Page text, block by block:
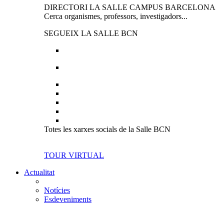
DIRECTORI LA SALLE CAMPUS BARCELONA
Cerca organismes, professors, investigadors...
SEGUEIX LA SALLE BCN
Totes les xarxes socials de la Salle BCN
TOUR VIRTUAL
Actualitat
Notícies
Esdeveniments